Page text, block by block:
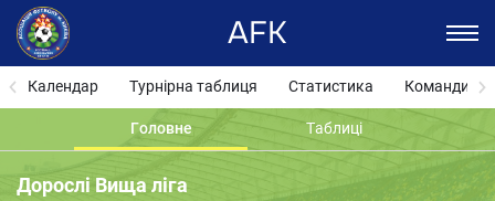
AFK
Календар Турнірна таблиця Статистика Команди
Головне Таблиці
Дорослі Вища ліга